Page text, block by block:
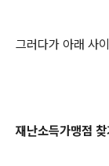
그러다가 아래 사
재난소득가맹점 찾